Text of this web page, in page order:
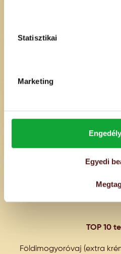
Statisztikai
Marketing
Egyedi
Rendelés,
Értékesítés,
TOP 10
Földimogyoróvaj (extra